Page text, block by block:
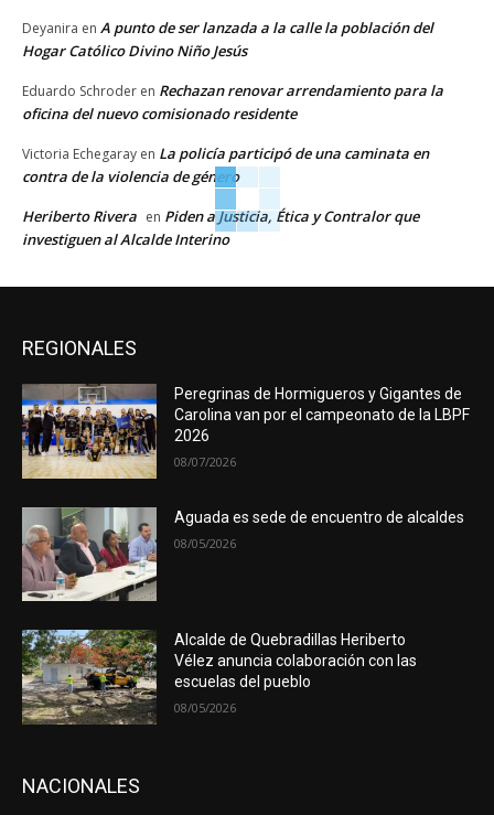
Deyanira en A punto de ser lanzada a la calle la población del
Hogar Católico Divino Niño Jesús
Eduardo Schroder en Rechazan renovar arrendamiento para la
oficina del nuevo comisionado residente
Victoria Echegaray en La policía participó de una caminata en
contra de la violencia de género
Heriberto Rivera en Piden a Justicia, Ética y Contralor que
investiguen al Alcalde Interino
REGIONALES
Peregrinas de Hormigueros y Gigantes de
Carolina van por el campeonato de la LBPF
2026
08/07/2026
Aguada es sede de encuentro de alcaldes
08/05/2026
Alcalde de Quebradillas Heriberto
Vélez anuncia colaboración con las
escuelas del pueblo
08/05/2026
NACIONALES